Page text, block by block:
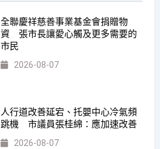
全聯慶祥慈善事業基金會捐贈物
資 張市長讓愛心觸及更多需要的
市民
2026-08-07
人行道改善延宕、托嬰中心冷氣頻
跳機 市議員張桂綿：應加速改善
2026-08-07